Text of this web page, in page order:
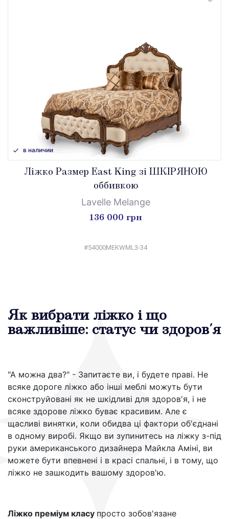
в наличии
Ліжко Размер East King зі ШКІРЯНОЮ
оббивкою
Lavelle Melange
136 000 грн
#54000MEKWML3-34
Як вибрати ліжко і що
важливіше: статус чи здоров'я
"А можна два?" - Запитаєте ви, і будете праві. Не
всяке дороге ліжко або інші меблі можуть бути
сконструйовані як не шкідливі для здоров'я, і не
всяке здорове ліжко буває красивим. Але є
щасливі винятки, коли обидва ці фактори об'єднані
в одному виробі. Якщо ви зупинитесь на ліжку з-під
руки американського дизайнера Майкла Аміні, ви
можете бути впевнені і в красі спальні, і в тому, що
ліжко не зашкодить вашому здоров'ю.
Ліжко преміум класу просто зобов'язане